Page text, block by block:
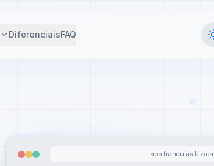
DiferenciaisFAQ
app.franquias.biz/